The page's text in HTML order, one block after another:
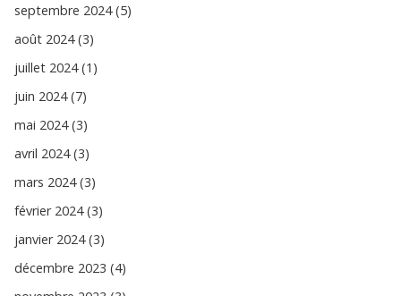
septembre 2024 (5)
août 2024 (3)
juillet 2024 (1)
juin 2024 (7)
mai 2024 (3)
avril 2024 (3)
mars 2024 (3)
février 2024 (3)
janvier 2024 (3)
décembre 2023 (4)